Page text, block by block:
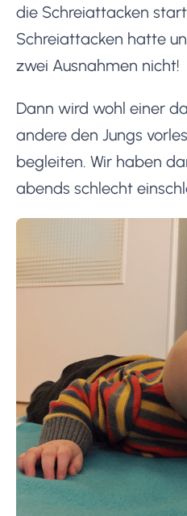
die Schreiattacken
Schreiattacken hatte
zwei Ausnahmen nicht!
Dann wird wohl einer
andere den Jungs
begleiten. Wir haben
abends schlecht